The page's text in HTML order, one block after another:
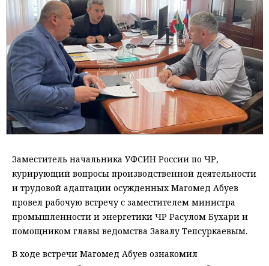
Заместитель начальника УФСИН России по ЧР,
курирующий вопросы производственной деятельности
и трудовой адаптации осужденных Магомед Абуев
провел рабочую встречу с заместителем министра
промышленности и энергетики ЧР Расулом Бухари и
помощником главы ведомства Завалу Тепсуркаевым.
В ходе встречи Магомед Абуев ознакомил